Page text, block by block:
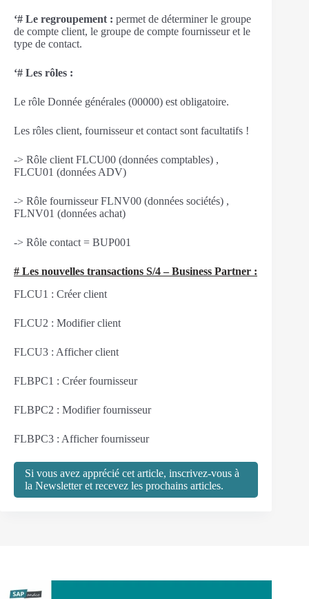
‘# Le regroupement : permet de déterminer le groupe
de compte client, le groupe de compte fournisseur et le
type de contact.
‘# Les rôles :
Le rôle Donnée générales (00000) est obligatoire.
Les rôles client, fournisseur et contact sont facultatifs !
-> Rôle client FLCU00 (données comptables) ,
FLCU01 (données ADV)
-> Rôle fournisseur FLNV00 (données sociétés) ,
FLNV01 (données achat)
-> Rôle contact = BUP001
# Les nouvelles transactions S/4 – Business Partner :
FLCU1 : Créer client
FLCU2 : Modifier client
FLCU3 : Afficher client
FLBPC1 : Créer fournisseur
FLBPC2 : Modifier fournisseur
FLBPC3 : Afficher fournisseur
Si vous avez apprécié cet article, inscrivez-vous à
la Newsletter et recevez les prochains articles.